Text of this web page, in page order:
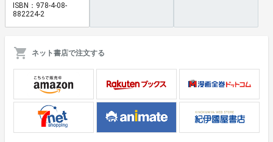
ISBN：978-4-08-
882224-2
ネット書店で注文する